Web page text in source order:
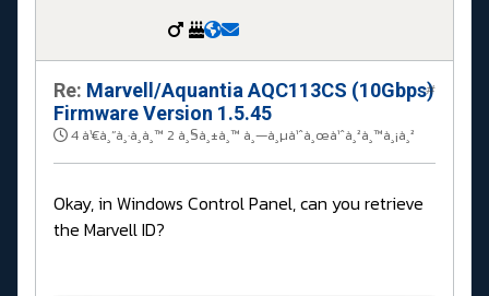
Re: Marvell/Aquantia AQC113CS (10Gbps)
Firmware Version 1.5.45
4 à¹€à¸”à¸·à¸­à¸™ 2 à¸§à¸±à¸™ à¸—à¸µà¹ˆà¸œà¹ˆà¸²à¸™à¸¡à¸²
#
Okay, in Windows Control Panel, can you retrieve
the Marvell ID?